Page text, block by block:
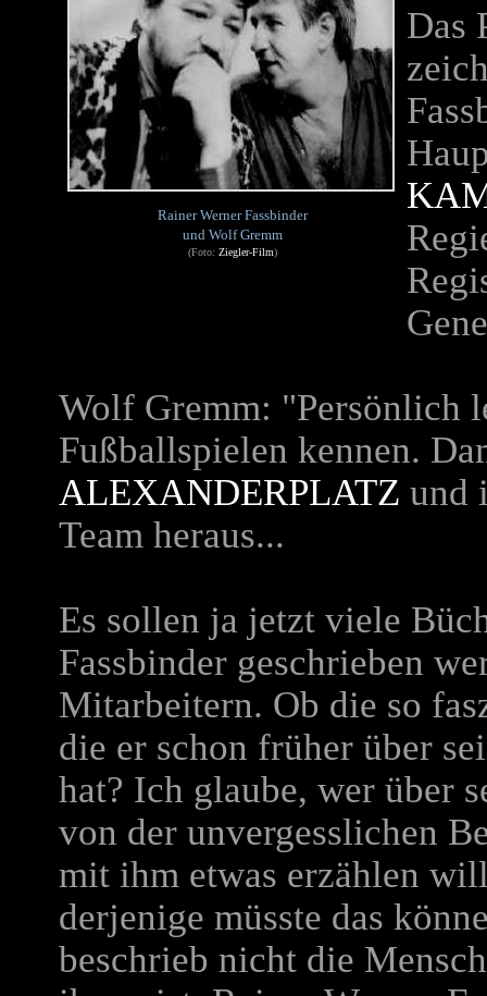
Rainer Werner Fassbinder
und Wolf Gremm
(Foto: Ziegler-Film)
Das
Wolf Gremm: "Persönlich
Fußballspielen kennen.
ALEXANDERPLATZ und
Team heraus...
Es sollen ja jetzt viele
Fassbinder geschrieben
Mitarbeitern. Ob die so
die er schon früher über
hat? Ich glaube, wer über
von der unvergesslichen
mit ihm etwas erzählen
derjenige müsste das
beschrieb nicht die